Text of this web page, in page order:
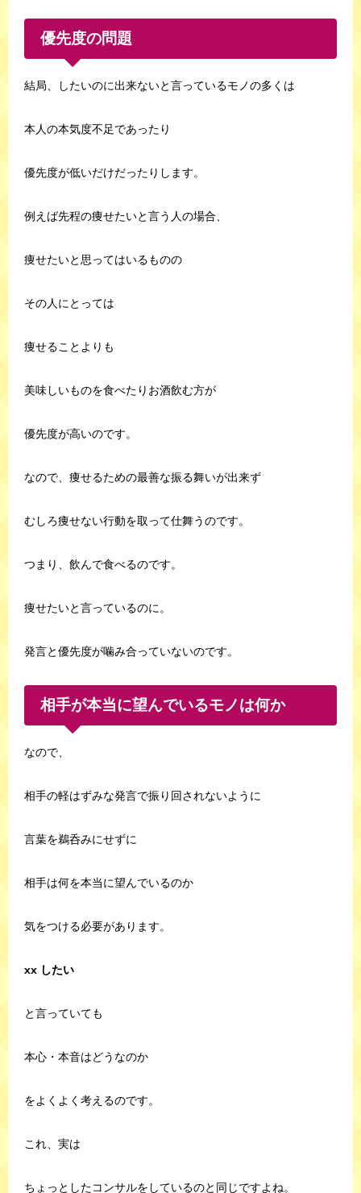
優先度の問題
結局、したいのに出来ないと言っているモノの多くは
本人の本気度不足であったり
優先度が低いだけだったりします。
例えば先程の痩せたいと言う人の場合、
痩せたいと思ってはいるものの
その人にとっては
痩せることよりも
美味しいものを食べたりお酒飲む方が
優先度が高いのです。
なので、痩せるための最善な振る舞いが出来ず
むしろ痩せない行動を取って仕舞うのです。
つまり、飲んで食べるのです。
痩せたいと言っているのに。
発言と優先度が噛み合っていないのです。
相手が本当に望んでいるモノは何か
なので、
相手の軽はずみな発言で振り回されないように
言葉を鵜呑みにせずに
相手は何を本当に望んでいるのか
気をつける必要があります。
xx したい
と言っていても
本心・本音はどうなのか
をよくよく考えるのです。
これ、実は
ちょっとしたコンサルをしているのと同じですよね。